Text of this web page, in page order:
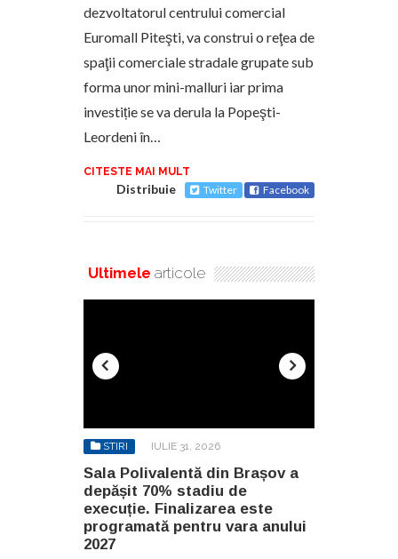
dezvoltatorul centrului comercial
Euromall Piteşti, va construi o reţea de
spaţii comerciale stradale grupate sub
forma unor mini-malluri iar prima
investiție se va derula la Popeşti-
Leordeni în…
CITESTE MAI MULT
Distribuie Twitter Facebook
Ultimele articole
STIRI IULIE 31, 2026
Sala Polivalentă din Brașov a
depășit 70% stadiu de
execuție. Finalizarea este
programată pentru vara anului
2027